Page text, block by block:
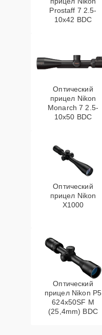
Prostaff 7 2.5-
10x42 BDC
Оптический
прицел Nikon
Monarch 7 2.5-
10x50 BDC
Оптический
прицел Nikon
X1000
Оптический
прицел Nikon P5
624x50SF M
(25,4mm) BDC